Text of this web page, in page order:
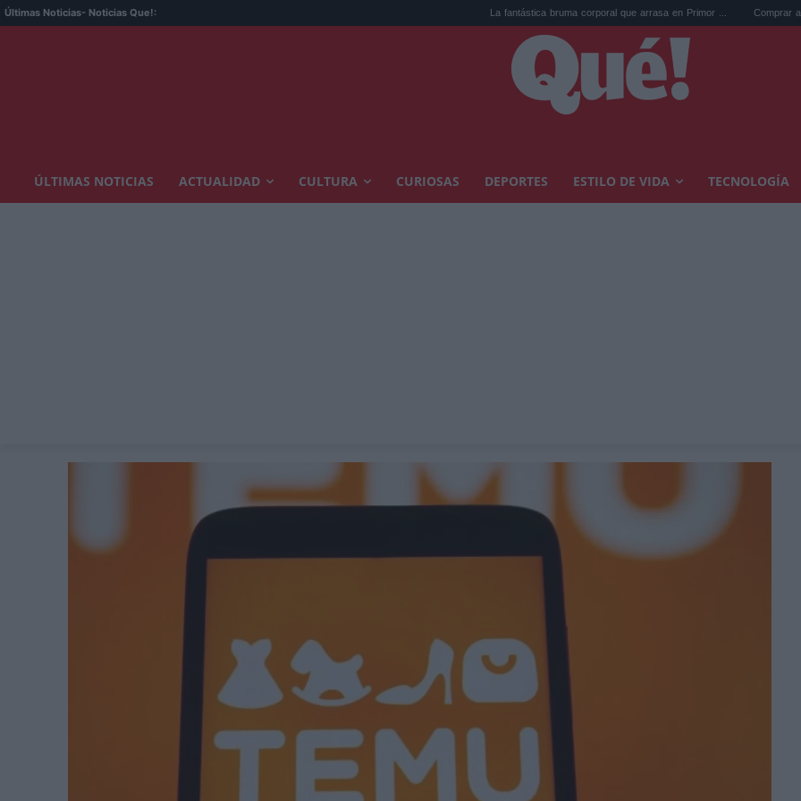
Últimas Noticias- Noticias Que!: La fantástica bruma corporal que arrasa en Primor ... Comprar arte en
ÚLTIMAS NOTICIAS ACTUALIDAD CULTURA CURIOSAS DEPORTES ESTILO DE VIDA TECNOLOGÍA